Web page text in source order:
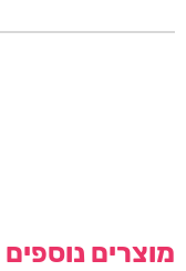
מוצרים נוספים